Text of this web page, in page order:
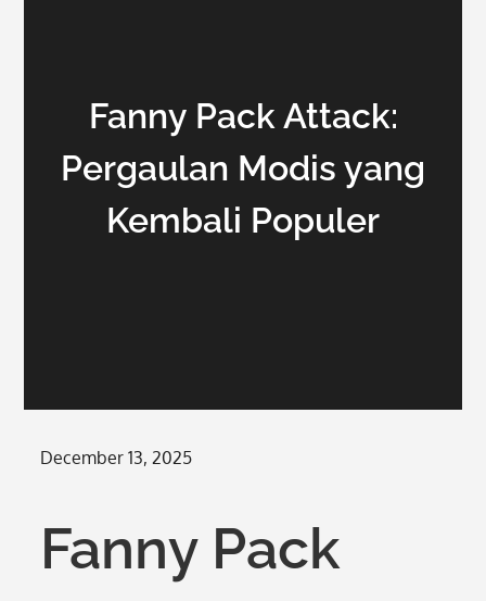
Fanny Pack Attack:
Pergaulan Modis yang
Kembali Populer
Posted
December 13, 2025
Fanny Pack